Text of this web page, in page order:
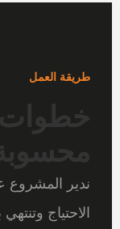
طريقة العمل
خطوات
محسوبة
ندير المشروع
الاحتياج وتنتهي